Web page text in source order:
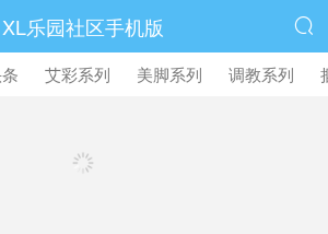
XL乐园社区手机版 
艾彩系列 美脚系列 调教系列
繁體中文版